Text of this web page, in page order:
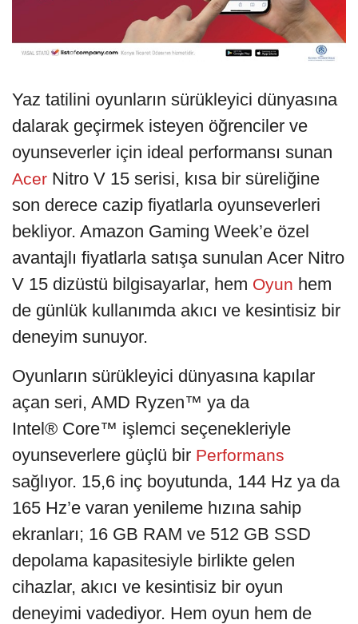
Yaz tatilini oyunların sürükleyici dünyasına
dalarak geçirmek isteyen öğrenciler ve
oyunseverler için ideal performansı sunan
Acer Nitro V 15 serisi, kısa bir süreliğine
son derece cazip fiyatlarla oyunseverleri
bekliyor. Amazon Gaming Week’e özel
avantajlı fiyatlarla satışa sunulan Acer Nitro
V 15 dizüstü bilgisayarlar, hem Oyun hem
de günlük kullanımda akıcı ve kesintisiz bir
deneyim sunuyor.
Oyunların sürükleyici dünyasına kapılar
açan seri, AMD Ryzen™ ya da
Intel® Core™ işlemci seçenekleriyle
oyunseverlere güçlü bir Performans
sağlıyor. 15,6 inç boyutunda, 144 Hz ya da
165 Hz’e varan yenileme hızına sahip
ekranları; 16 GB RAM ve 512 GB SSD
depolama kapasitesiyle birlikte gelen
cihazlar, akıcı ve kesintisiz bir oyun
deneyimi vadediyor. Hem oyun hem de